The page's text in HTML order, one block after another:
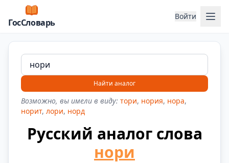
ГосСловарь
Войти
Найти аналог
Возможно, вы имели в виду: тори, нория, нора,
норит, лори, норд
Русский аналог слова
нори